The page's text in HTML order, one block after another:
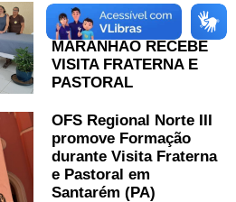
REGIONAL
NORDESTE A I –
MARANHÃO RECEBE
VISITA FRATERNA E
PASTORAL
OFS Regional Norte III
promove Formação
durante Visita Fraterna
e Pastoral em
Santarém (PA)